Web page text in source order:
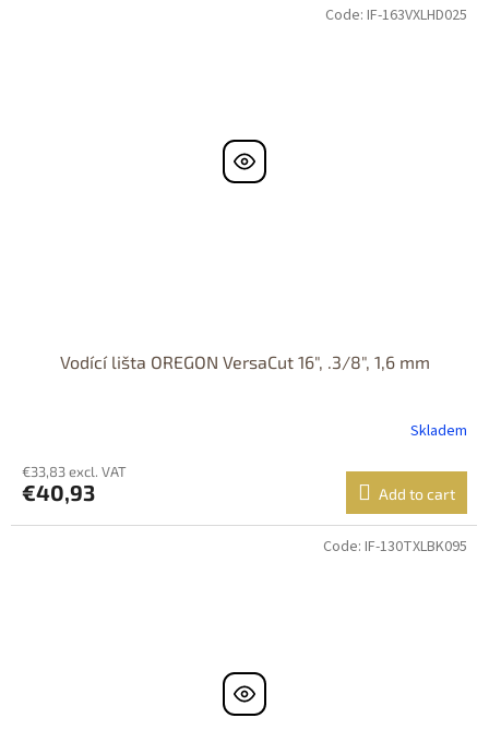
Vodící lišta OREGON VersaCut 16", .3/8", 1,6 mm
Skladem
€33,83 excl. VAT
€40,93 Add to cart
Code: IF-163VXLHD025
Code: IF-130TXLBK095